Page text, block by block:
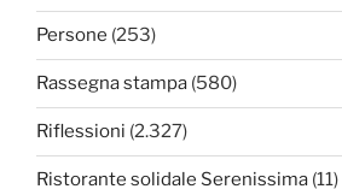
Persone (253)
Rassegna stampa (580)
Riflessioni (2.327)
Ristorante solidale Serenissima (11)